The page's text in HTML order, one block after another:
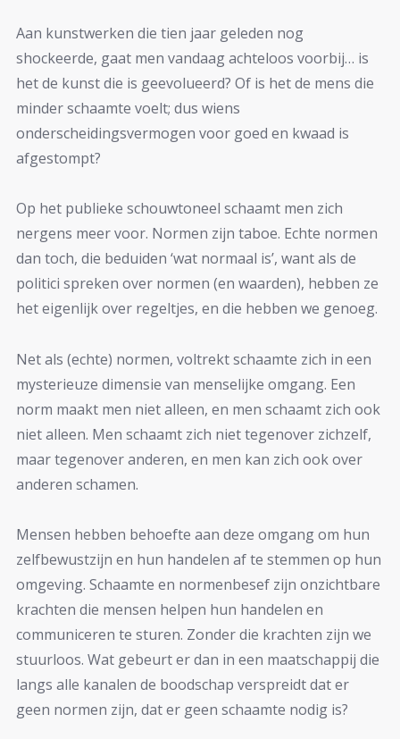
Aan kunstwerken die tien jaar geleden nog
shockeerde, gaat men vandaag achteloos voorbij… is
het de kunst die is geevolueerd? Of is het de mens die
minder schaamte voelt; dus wiens
onderscheidingsvermogen voor goed en kwaad is
afgestompt?
Op het publieke schouwtoneel schaamt men zich
nergens meer voor. Normen zijn taboe. Echte normen
dan toch, die beduiden ‘wat normaal is’, want als de
politici spreken over normen (en waarden), hebben ze
het eigenlijk over regeltjes, en die hebben we genoeg.
Net als (echte) normen, voltrekt schaamte zich in een
mysterieuze dimensie van menselijke omgang. Een
norm maakt men niet alleen, en men schaamt zich ook
niet alleen. Men schaamt zich niet tegenover zichzelf,
maar tegenover anderen, en men kan zich ook over
anderen schamen.
Mensen hebben behoefte aan deze omgang om hun
zelfbewustzijn en hun handelen af te stemmen op hun
omgeving. Schaamte en normenbesef zijn onzichtbare
krachten die mensen helpen hun handelen en
communiceren te sturen. Zonder die krachten zijn we
stuurloos. Wat gebeurt er dan in een maatschappij die
langs alle kanalen de boodschap verspreidt dat er
geen normen zijn, dat er geen schaamte nodig is?